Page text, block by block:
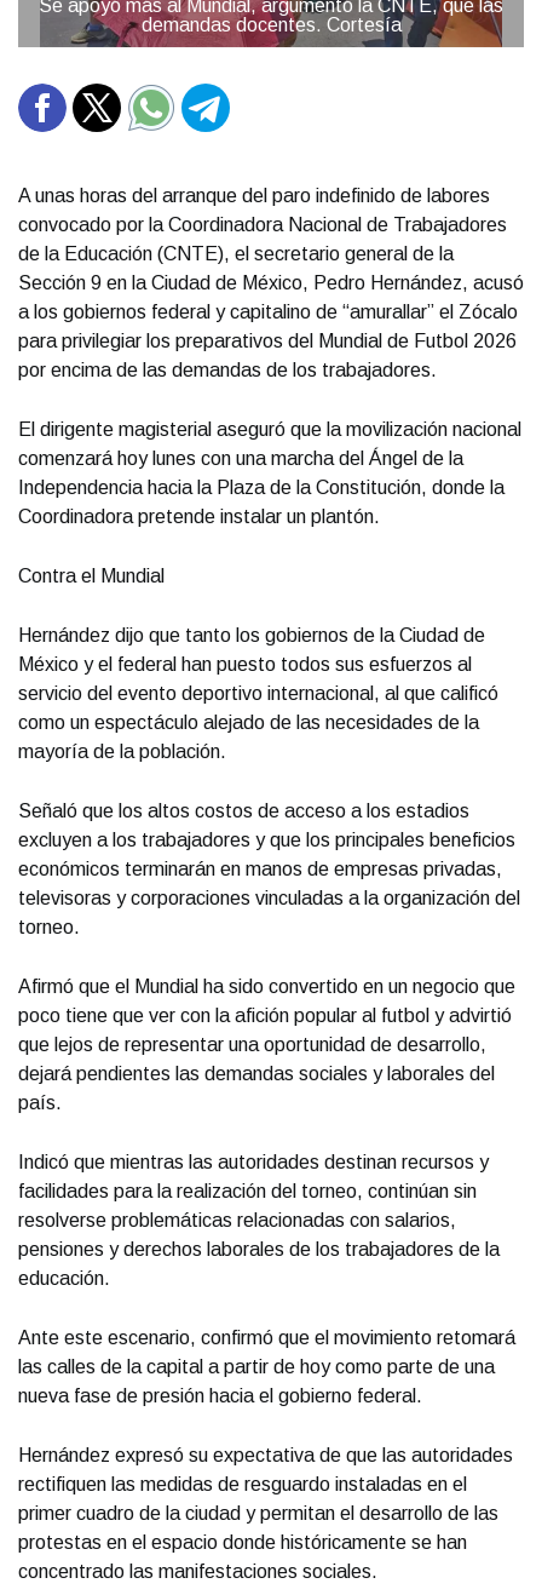
Se apoyó más al Mundial, argumentó la CNTE, que las
demandas docentes. Cortesía
A unas horas del arranque del paro indefinido de labores
convocado por la Coordinadora Nacional de Trabajadores
de la Educación (CNTE), el secretario general de la
Sección 9 en la Ciudad de México, Pedro Hernández, acusó
a los gobiernos federal y capitalino de “amurallar” el Zócalo
para privilegiar los preparativos del Mundial de Futbol 2026
por encima de las demandas de los trabajadores.
El dirigente magisterial aseguró que la movilización nacional
comenzará hoy lunes con una marcha del Ángel de la
Independencia hacia la Plaza de la Constitución, donde la
Coordinadora pretende instalar un plantón.
Contra el Mundial
Hernández dijo que tanto los gobiernos de la Ciudad de
México y el federal han puesto todos sus esfuerzos al
servicio del evento deportivo internacional, al que calificó
como un espectáculo alejado de las necesidades de la
mayoría de la población.
Señaló que los altos costos de acceso a los estadios
excluyen a los trabajadores y que los principales beneficios
económicos terminarán en manos de empresas privadas,
televisoras y corporaciones vinculadas a la organización del
torneo.
Afirmó que el Mundial ha sido convertido en un negocio que
poco tiene que ver con la afición popular al futbol y advirtió
que lejos de representar una oportunidad de desarrollo,
dejará pendientes las demandas sociales y laborales del
país.
Indicó que mientras las autoridades destinan recursos y
facilidades para la realización del torneo, continúan sin
resolverse problemáticas relacionadas con salarios,
pensiones y derechos laborales de los trabajadores de la
educación.
Ante este escenario, confirmó que el movimiento retomará
las calles de la capital a partir de hoy como parte de una
nueva fase de presión hacia el gobierno federal.
Hernández expresó su expectativa de que las autoridades
rectifiquen las medidas de resguardo instaladas en el
primer cuadro de la ciudad y permitan el desarrollo de las
protestas en el espacio donde históricamente se han
concentrado las manifestaciones sociales.